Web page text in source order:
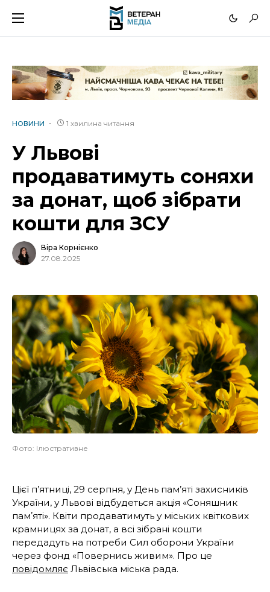
НОВИНИ 1 хвилина читання
У Львові
продаватимуть соняхи
за донат, щоб зібрати
кошти для ЗСУ
Віра Корнієнко
27.08.2025
Фото: Ілюстративне
Цієї п’ятниці, 29 серпня, у День пам’яті захисників
України, у Львові відбудеться акція «Соняшник
памʼяті». Квіти продаватимуть у міських квіткових
крамницях за донат, а всі зібрані кошти
передадуть на потреби Сил оборони України
через фонд «Повернись живим». Про це
повідомляє Львівська міська рада.